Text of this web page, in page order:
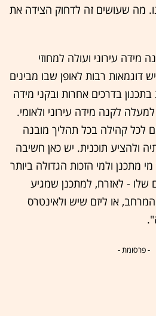
מה שעושים זה לדחוק הצידה את
מידה עירוני ועולה למחוזי
דוגמאות רבות לאופן שבו מבינים
בדרכים אחרות ובקני מידה
לקנה מידה עירוני ולאומי.
לכל קהילה בכל תהליך מובנה
ולהציע תוכנית. יש כאן חשיבה
מתכנן ולמי הזכות הגדולה ביותר
שלו - לאזרח, למתכנן שמגיע
או ליזם שיש ולאינטרס
- פרסומת -